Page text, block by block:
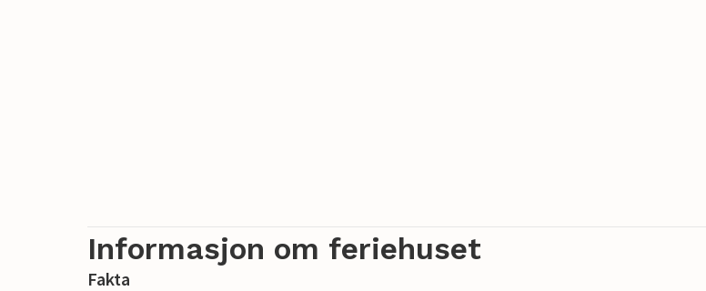
Informasjon om feriehuset
Fakta